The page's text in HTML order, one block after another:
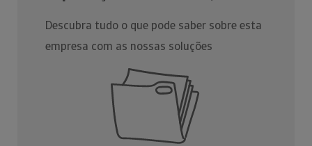
Descubra tudo o que pode saber sobre esta
empresa com as nossas soluções